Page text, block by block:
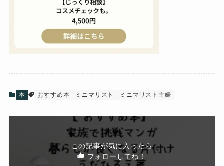
本 おすすめ本 ミニマリスト ミニマリスト主婦
この記事が気に入ったら
フォローしてね！